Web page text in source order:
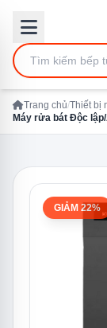
Trang chủ/Thiết bị
Máy rửa bát Độc
GIẢM 22%